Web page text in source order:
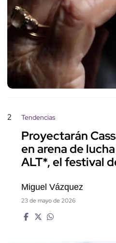
2 Tendencias
Proyectarán
en arena de
ALT*, el festival
Miguel Vázquez
23 de mayo de 2026